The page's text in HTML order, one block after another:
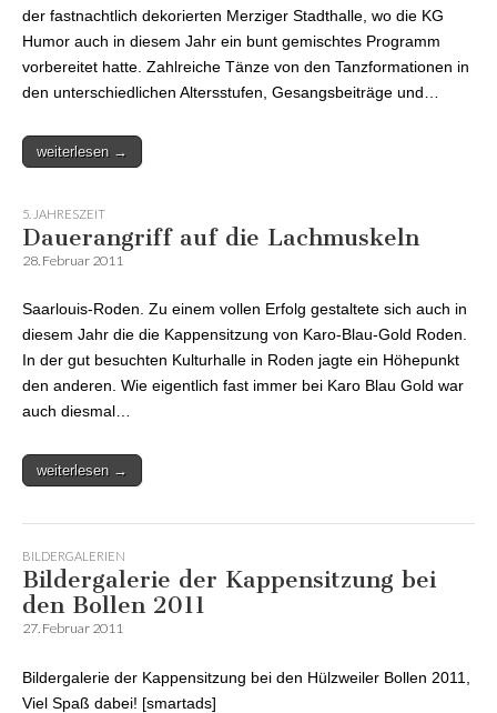
der fastnachtlich dekorierten Merziger Stadthalle, wo die KG
Humor auch in diesem Jahr ein bunt gemischtes Programm
vorbereitet hatte. Zahlreiche Tänze von den Tanzformationen in
den unterschiedlichen Altersstufen, Gesangsbeiträge und…
weiterlesen →
5. JAHRESZEIT
Dauerangriff auf die Lachmuskeln
28. Februar 2011
Saarlouis-Roden. Zu einem vollen Erfolg gestaltete sich auch in
diesem Jahr die die Kappensitzung von Karo-Blau-Gold Roden.
In der gut besuchten Kulturhalle in Roden jagte ein Höhepunkt
den anderen. Wie eigentlich fast immer bei Karo Blau Gold war
auch diesmal…
weiterlesen →
BILDERGALERIEN
Bildergalerie der Kappensitzung bei
den Bollen 2011
27. Februar 2011
Bildergalerie der Kappensitzung bei den Hülzweiler Bollen 2011,
Viel Spaß dabei! [smartads]